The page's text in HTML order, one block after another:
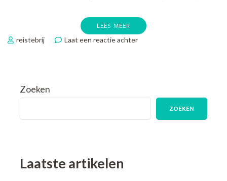
LEES MEER
reistebrij Laat een reactie achterop
Zoeken
ZOEKEN
Laatste artikelen